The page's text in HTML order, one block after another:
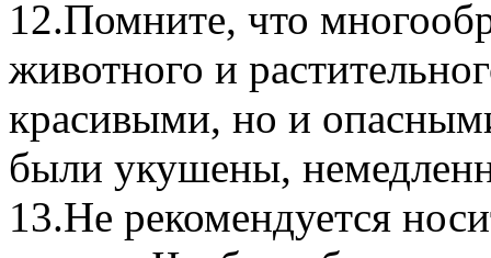
12.Помните, что
животного и
красивыми, но и
были укушены,
13.Не рекомендуется